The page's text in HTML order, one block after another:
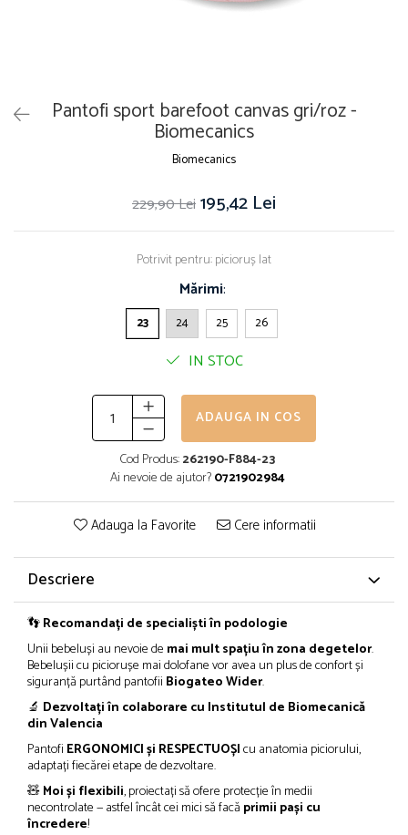
Pantofi sport barefoot canvas gri/roz -
Biomecanics
Biomecanics
229,90 Lei195,42 Lei
Potrivit pentru: picioruș lat
Mărimi:
23 24 25 26
IN STOC
ADAUGA IN COS
Cod Produs:262190-F884-23
Ai nevoie de ajutor?0721902984
Adauga la Favorite Cere informatii
Descriere
👣Recomandați de specialiști în podologie
Unii bebeluși au nevoie de mai mult spațiu în zona degetelor.
Bebelușii cu piciorușe mai dolofane vor avea un plus de confort și
siguranță purtând pantofii Biogateo Wider.
🔬 Dezvoltați în colaborare cu Institutul de Biomecanică
din Valencia
Pantofi ERGONOMICI și RESPECTUOȘIcu anatomia piciorului,
adaptați fiecărei etape de dezvoltare.
🧸Moi și flexibili, proiectați să ofere protecție în medii
necontrolate — astfel încât cei mici să facă primii pași cu
încredere!